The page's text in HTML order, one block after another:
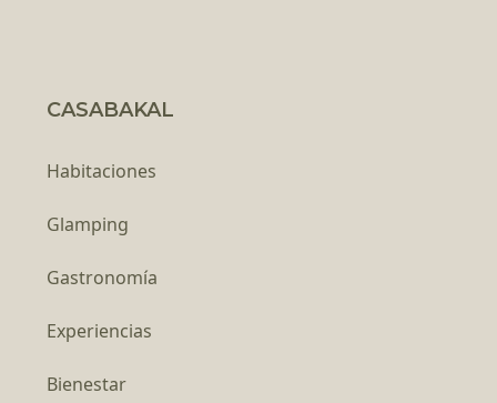
CASABAKAL
Habitaciones
Glamping
Gastronomía
Experiencias
Bienestar